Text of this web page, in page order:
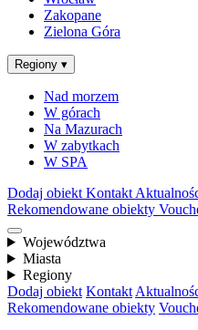
Zakopane
Zielona Góra
Regiony ▾
Nad morzem
W górach
Na Mazurach
W zabytkach
W SPA
Dodaj obiekt Kontakt
Rekomendowane obiekty
Województwa
Miasta
Regiony
Dodaj obiekt Kontakt
Rekomendowane obiekty